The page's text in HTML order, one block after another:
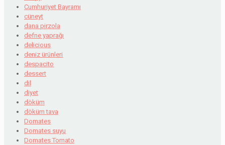
Cumhuriyet Bayramı
cüneyt
dana pirzola
defne yaprağı
delicious
deniz ürünleri
despacito
dessert
dil
diyet
döküm
döküm tava
Domates
Domates suyu
Domates Tomato